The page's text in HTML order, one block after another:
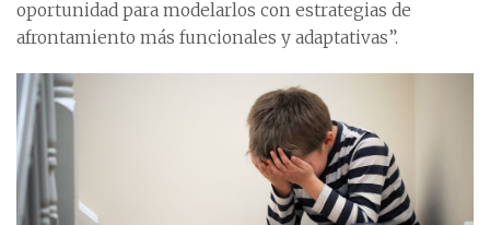
oportunidad para modelarlos con estrategias de
afrontamiento más funcionales y adaptativas”.